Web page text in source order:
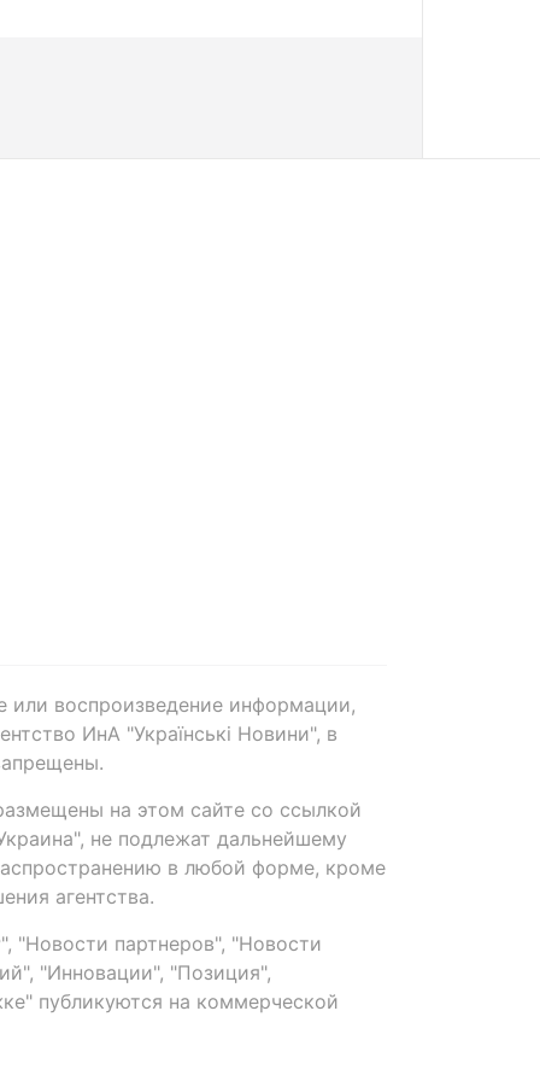
или воспроизведение информации,
ИнА "Українські Новини", в
на этом сайте со ссылкой
не подлежат дальнейшему
в любой форме, кроме
агентства.
"Новости партнеров", "Новости
"Инновации", "Позиция",
публикуются на коммерческой